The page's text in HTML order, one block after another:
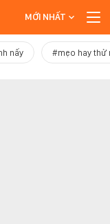
MỚI NHẤT
nấy #mẹo hay thử